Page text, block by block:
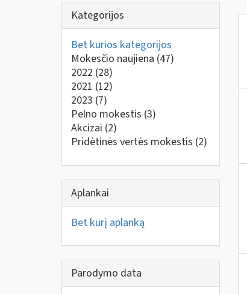
Kategorijos
Bet kurios kategorijos
Mokesčio naujiena (47)
2022 (28)
2021 (12)
2023 (7)
Pelno mokestis (3)
Akcizai (2)
Pridėtinės vertės mokestis (2)
Aplankai
Bet kurį aplanką
Parodymo data